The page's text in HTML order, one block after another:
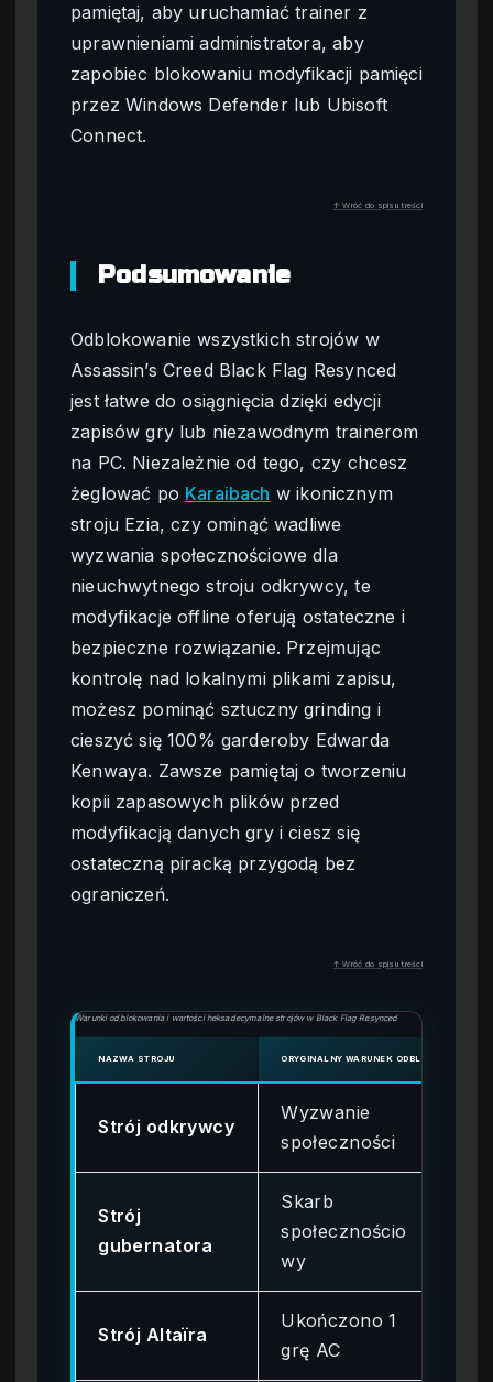
pamiętaj, aby uruchamiać trainer z
uprawnieniami administratora, aby
zapobiec blokowaniu modyfikacji pamięci
przez Windows Defender lub Ubisoft
Connect.
↑ Wróć do spisu treści
Podsumowanie
Odblokowanie wszystkich strojów w
Assassin’s Creed Black Flag Resynced
jest łatwe do osiągnięcia dzięki edycji
zapisów gry lub niezawodnym trainerom
na PC. Niezależnie od tego, czy chcesz
żeglować po Karaibach w ikonicznym
stroju Ezia, czy ominąć wadliwe
wyzwania społecznościowe dla
nieuchwytnego stroju odkrywcy, te
modyfikacje offline oferują ostateczne i
bezpieczne rozwiązanie. Przejmując
kontrolę nad lokalnymi plikami zapisu,
możesz pominąć sztuczny grinding i
cieszyć się 100% garderoby Edwarda
Kenwaya. Zawsze pamiętaj o tworzeniu
kopii zapasowych plików przed
modyfikacją danych gry i ciesz się
ostateczną piracką przygodą bez
ograniczeń.
↑ Wróć do spisu treści
Warunki odblokowania i wartości heksadecymalne strojów w Black Flag Resynced
NAZWA STROJU ORYGINALNY WARUNEK ODBLOKOWANIA
Strój odkrywcy
Wyzwanie
społeczności
Strój
gubernatora
Skarb
społecznościo
wy
Strój Altaïra
Ukończono 1
grę AC